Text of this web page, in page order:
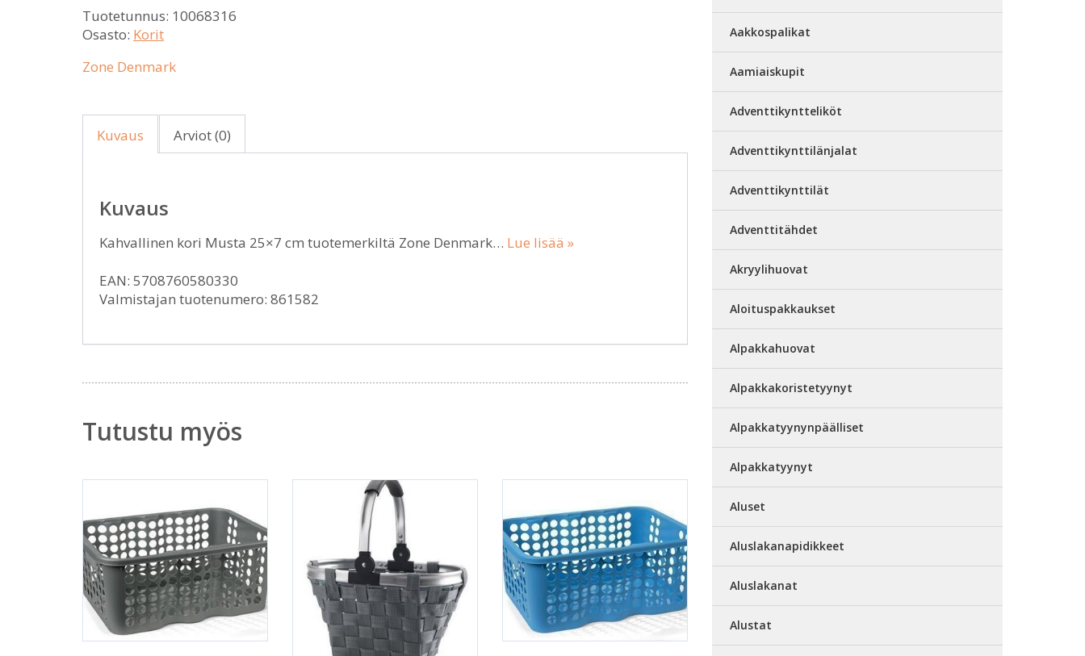
Tuotetunnus: 10068316
Osasto: Korit
Zone Denmark
Kuvaus Arviot (0)
Kuvaus
Kahvallinen kori Musta 25×7 cm tuotemerkiltä Zone Denmark… Lue lisää »
EAN: 5708760580330
Valmistajan tuotenumero: 861582
Tutustu myös
Aakkospalikat
Aamiaiskupit
Adventtikyntteliköt
Adventtikynttilänjalat
Adventtikynttilät
Adventtitähdet
Akryylihuovat
Aloituspakkaukset
Alpakkahuovat
Alpakkakoristetyynyt
Alpakkatyynynpäälliset
Alpakkatyynyt
Aluset
Aluslakanapidikkeet
Aluslakanat
Alustat